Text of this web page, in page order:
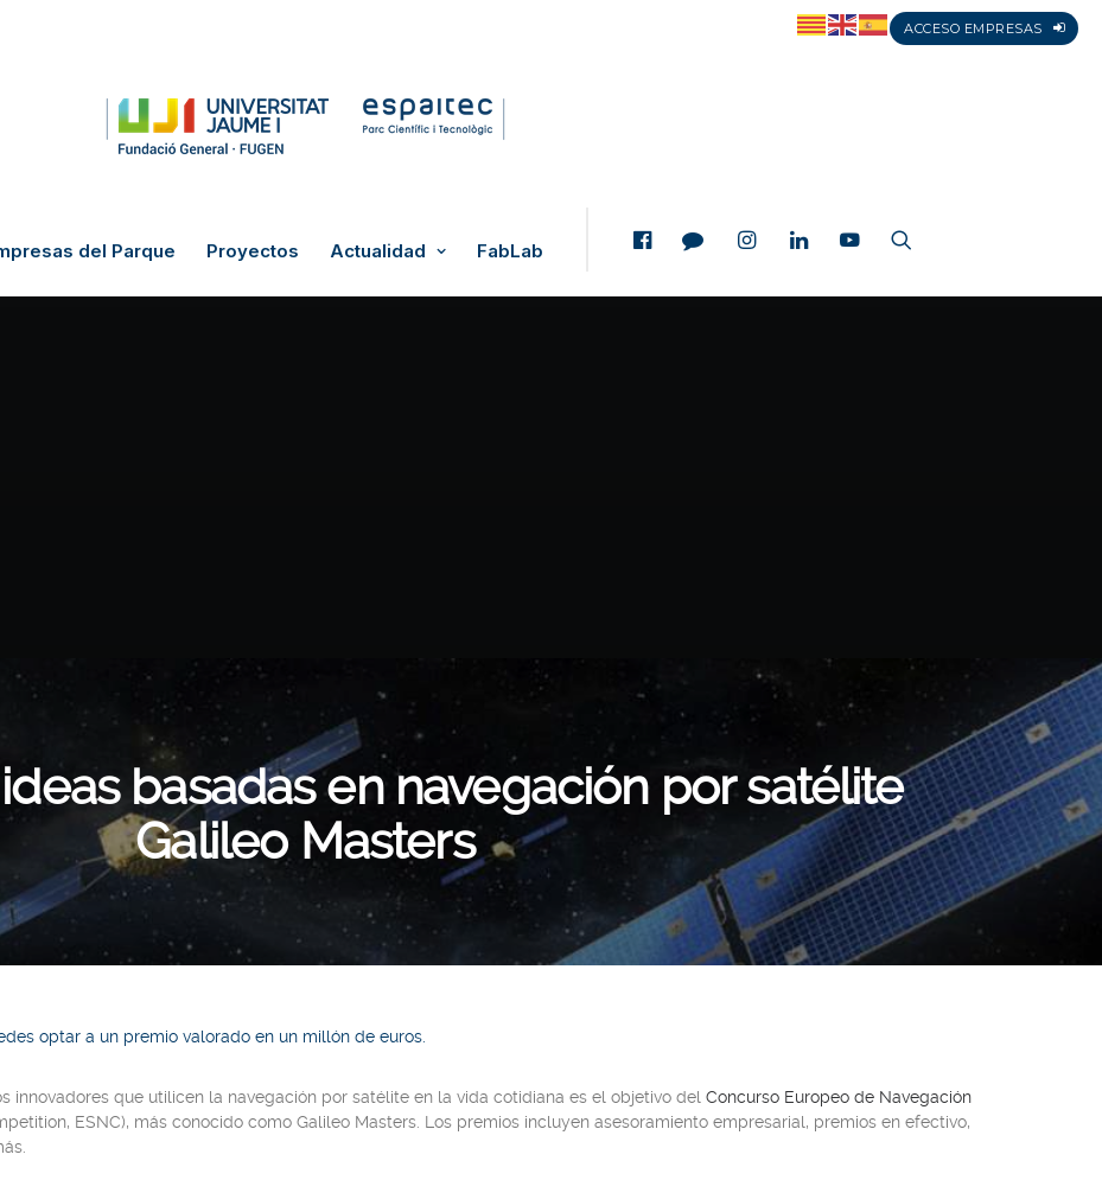
ACCESO EMPRESAS
del Parque Proyectos Actualidad FabLab
basadas en navegación por satélite
Galileo Masters
optar a un premio valorado en un millón de euros.
innovadores que utilicen la navegación por satélite en la vida cotidiana es el objetivo del Concurso Europeo de Navegación
ESNC), más conocido como Galileo Masters. Los premios incluyen asesoramiento empresarial, premios en efectivo,